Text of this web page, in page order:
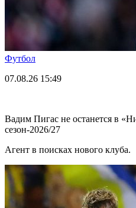
Футбол
07.08.26 15:49
Вадим Пигас не останется в
сезон-2026/27
Агент в поисках нового клуба.